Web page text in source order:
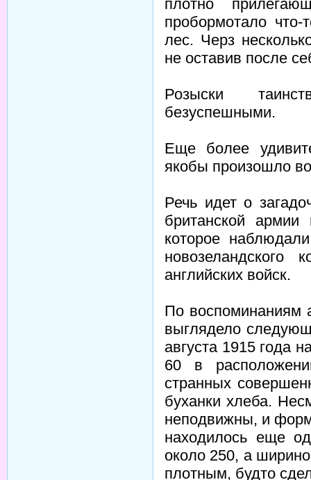
плотно
пробормотало
лес. Черз
не оставив после
Розыски
безуспешными.
Еще более
якобы произошло
Речь идет о
британской
которое
новозеландского
английских войск.
По воспоминаниям
выглядело
августа 1915 года
60 в
странных
буханки хлеба.
неподвижны, и
находилось еще
около 250, а
плотным, будто